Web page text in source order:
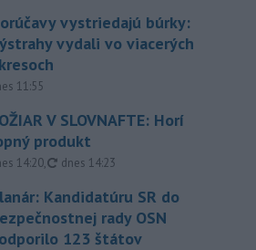
vystriedajú búrky:
vydali vo viacerých
11:55
V SLOVNAFTE: Horí
produkt
14:20, aktualizované
dnes 14:23
Kandidatúru SR do
rady OSN
123 štátov